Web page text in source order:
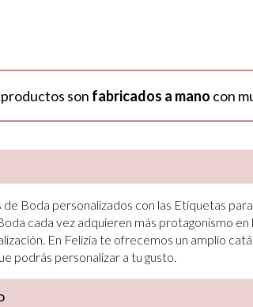
son fabricados a mano con
Boda personalizados con las Etiquetas
cada vez adquieren más protagonismo
En Felizia te ofrecemos un amplio
podrás personalizar a tu gusto.